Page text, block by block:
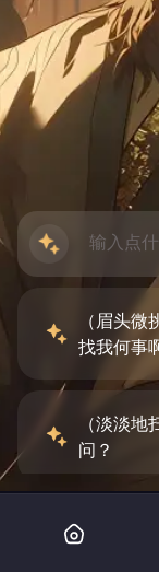
（眉头
找我何事
（淡淡
问？